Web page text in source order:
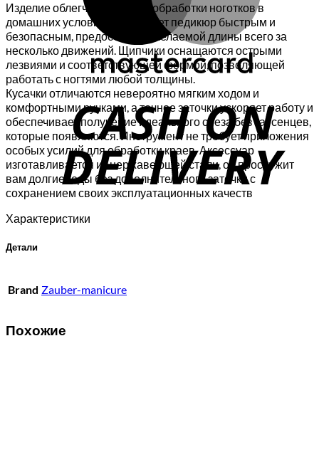
Изделие облегчает процесс обработки ноготков в
домашних условиях. Он делает педикюр быстрым и
безопасным, предоставляя желаемой длины всего за
несколько движений. Щипчики оснащаются острыми
лезвиями и соответствующей формой, позволяющей
работать с ногтями любой толщины.
Кусачки отличаются невероятно мягким ходом и
комфортными ручками, а точное заточки ускоряет работу и
обеспечивает получение идеального среза без заусенцев,
которые появляются. Инструмент не требует приложения
особых усилий для обработки краев. Аксессуар
изготавливается из нержавеющей стали, он прослужит
вам долгие годы без дополнительного заточки с
сохранением своих эксплуатационных качеств
Характеристики
Детали
Brand Zauber-manicure
Похожие